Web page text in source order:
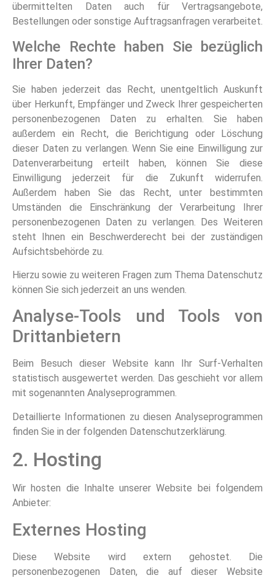
übermittelten Daten auch für Vertragsangebote,
Bestellungen oder sonstige Auftragsanfragen verarbeitet.
Welche Rechte haben Sie bezüglich
Ihrer Daten?
Sie haben jederzeit das Recht, unentgeltlich Auskunft
über Herkunft, Empfänger und Zweck Ihrer gespeicherten
personenbezogenen Daten zu erhalten. Sie haben
außerdem ein Recht, die Berichtigung oder Löschung
dieser Daten zu verlangen. Wenn Sie eine Einwilligung zur
Datenverarbeitung erteilt haben, können Sie diese
Einwilligung jederzeit für die Zukunft widerrufen.
Außerdem haben Sie das Recht, unter bestimmten
Umständen die Einschränkung der Verarbeitung Ihrer
personenbezogenen Daten zu verlangen. Des Weiteren
steht Ihnen ein Beschwerderecht bei der zuständigen
Aufsichtsbehörde zu.
Hierzu sowie zu weiteren Fragen zum Thema Datenschutz
können Sie sich jederzeit an uns wenden.
Analyse-Tools und Tools von
Dritt­anbietern
Beim Besuch dieser Website kann Ihr Surf-Verhalten
statistisch ausgewertet werden. Das geschieht vor allem
mit sogenannten Analyseprogrammen.
Detaillierte Informationen zu diesen Analyseprogrammen
finden Sie in der folgenden Datenschutzerklärung.
2. Hosting
Wir hosten die Inhalte unserer Website bei folgendem
Anbieter:
Externes Hosting
Diese Website wird extern gehostet. Die
personenbezogenen Daten, die auf dieser Website